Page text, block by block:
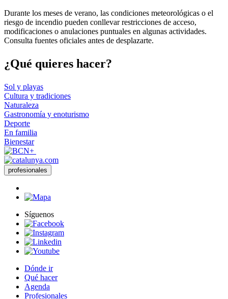
Durante los meses de verano, las condiciones meteorológicas o el
riesgo de incendio pueden conllevar restricciones de acceso,
modificaciones o anulaciones puntuales en algunas actividades.
Consulta fuentes oficiales antes de desplazarte.
¿Qué quieres hacer?
Sol y playas
Cultura y tradiciones
Naturaleza
Gastronomía y enoturismo
Deporte
En familia
Bienestar
profesionales
Síguenos
Dónde ir
Qué hacer
Agenda
Profesionales